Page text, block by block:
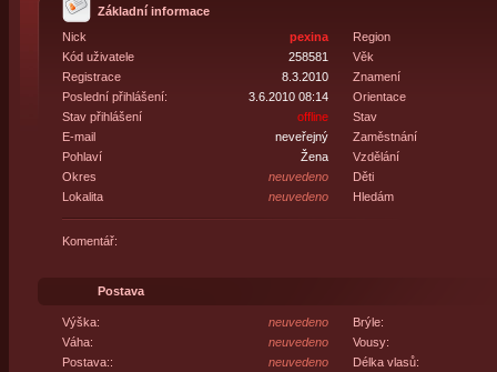
Základní informace
Nick
pexina
Kód uživatele
258581
Registrace
8.3.2010
Poslední přihlášení:
3.6.2010 08:14
Stav přihlášení
offline
E-mail
neveřejný
Pohlaví
Žena
Okres
neuvedeno
Lokalita
neuvedeno
Region
Věk
Znamení
Orientace
Stav
Zaměstnání
Vzdělání
Děti
Hledám
Komentář:
Postava
Výška:
neuvedeno
Váha:
neuvedeno
Postava::
neuvedeno
Brýle:
Vousy:
Délka vlasů: